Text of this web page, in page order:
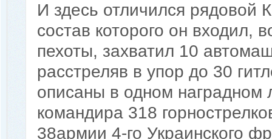
И здесь отличился рядовой
состав которого он входил,
пехоты, захватил 10
расстреляв в упор до 30
описаны в одном наградном
командира 318
38армии 4-го Украинского